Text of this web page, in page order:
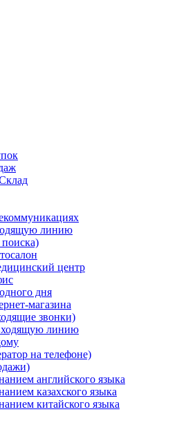
линию
поиска)
центр
дня
магазина
звонки)
линию
на телефоне)
английского языка
казахского языка
китайского языка